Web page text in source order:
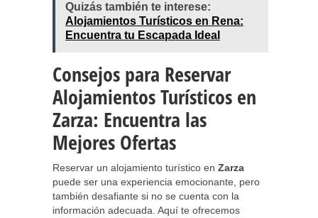
Quizás también te interese:
Alojamientos Turísticos en Rena:
Encuentra tu Escapada Ideal
Consejos para Reservar
Alojamientos Turísticos en
Zarza: Encuentra las
Mejores Ofertas
Reservar un alojamiento turístico en Zarza
puede ser una experiencia emocionante, pero
también desafiante si no se cuenta con la
información adecuada. Aquí te ofrecemos